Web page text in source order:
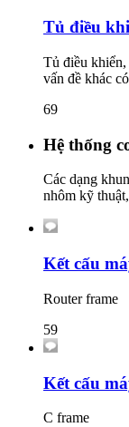
Tủ điều
Tủ điều khiển,
vấn đề khác
69
Hệ thống
Các dạng
nhôm kỹ
Kết cấu
Router frame
59
Kết cấu
C frame